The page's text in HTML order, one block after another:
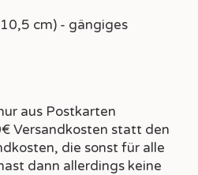
cm) - gängiges
aus Postkarten
Versandkosten statt den
die sonst für alle
dann allerdings keine